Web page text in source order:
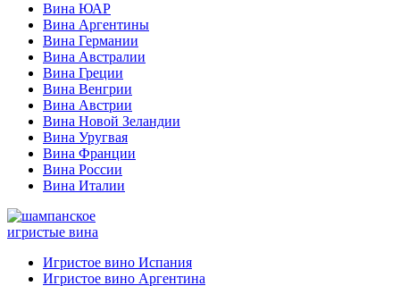
Вина ЮАР
Вина Аргентины
Вина Германии
Вина Австралии
Вина Греции
Вина Венгрии
Вина Австрии
Вина Новой Зеландии
Вина Уругвая
Вина Франции
Вина России
Вина Италии
игристые вина
Игристое вино Испания
Игристое вино Аргентина